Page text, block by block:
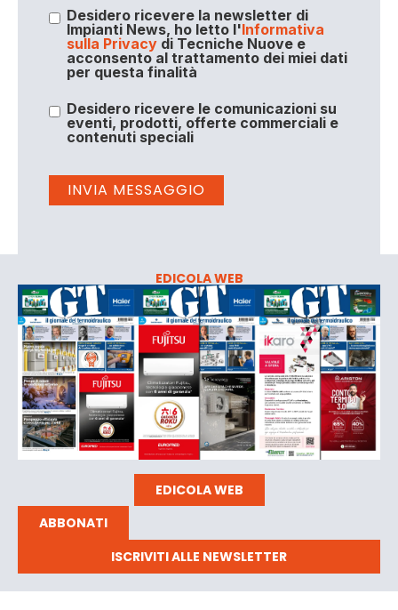
Desidero ricevere la newsletter di
Impianti News, ho letto l'Informativa
sulla Privacydi Tecniche Nuove e
acconsento al trattamento dei miei dati
per questa finalità
Desidero ricevere le comunicazioni su
eventi, prodotti, offerte commerciali e
contenuti speciali
EDICOLA WEB
EDICOLA WEB
ABBONATI
ISCRIVITI ALLE NEWSLETTER